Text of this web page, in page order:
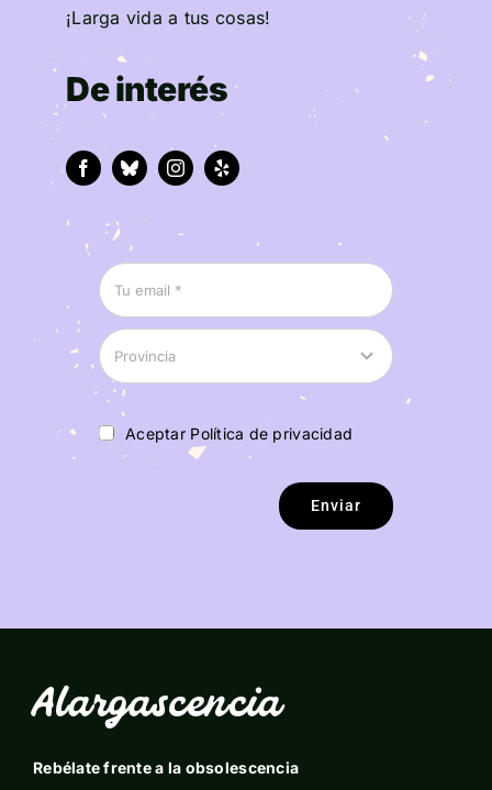
¡Larga vida a tus cosas!
De interés
Aceptar Política de privacidad
Enviar
Alargascencia
Rebélate frente a la obsolescencia